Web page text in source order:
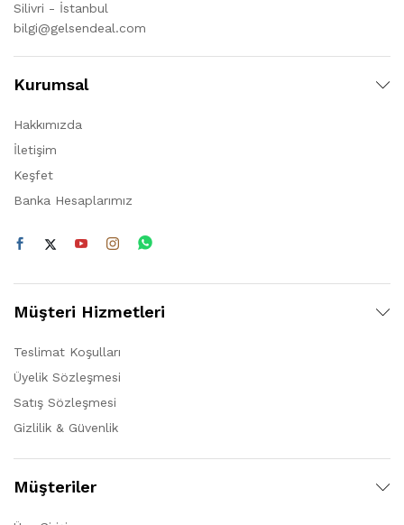
Silivri - İstanbul
bilgi@gelsendeal.com
Kurumsal
Hakkımızda
İletişim
Keşfet
Banka Hesaplarımız
Müşteri Hizmetleri
Teslimat Koşulları
Üyelik Sözleşmesi
Satış Sözleşmesi
Gizlilik & Güvenlik
Müşteriler